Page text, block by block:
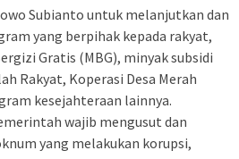
Subianto untuk melanjutkan dan
yang berpihak kepada rakyat,
Gratis (MBG), minyak subsidi
Rakyat, Koperasi Desa Merah
kesejahteraan lainnya.
wajib mengusut dan
yang melakukan korupsi,